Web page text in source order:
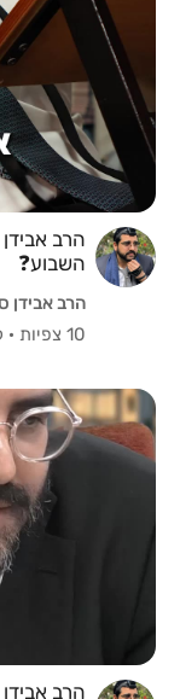
הרב
השבוע❓️
הרב אבידן
10 צפיות
·
הרב